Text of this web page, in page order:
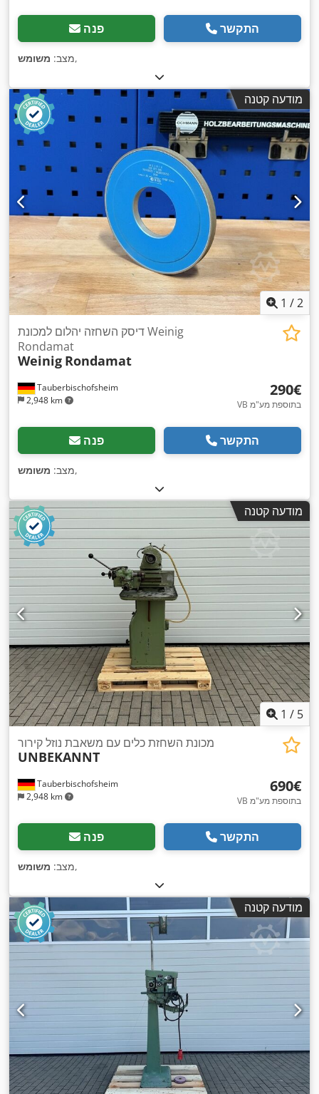
פנה התקשר
מצב: משומש ,
מודעה קטנה
1 /2
Tauberbischofsheim
2,948 km
דיסק השחזה יהלום למכונת Weinig
Rondamat
Weinig Rondamat
‏290 ‏€
VB בתוספת מע"מ
פנה התקשר
מצב: משומש ,
מודעה קטנה
1 / 5
Tauberbischofsheim
2,948 km
מכונת השחזת כלים עם משאבת נוזל קירור
UNBEKANNT
‏690 ‏€
VB בתוספת מע"מ
פנה התקשר
מצב: משומש ,
מודעה קטנה